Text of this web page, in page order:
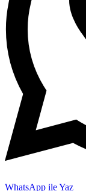
WhatsApp ile Yaz